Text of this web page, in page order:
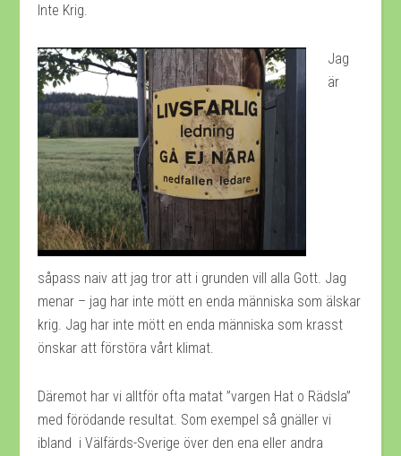
Inte Krig.
Jag
är
såpass naiv att jag tror att i grunden vill alla Gott. Jag
menar – jag har inte mött en enda människa som älskar
krig. Jag har inte mött en enda människa som krasst
önskar att förstöra vårt klimat.
Däremot har vi alltför ofta matat ”vargen Hat o Rädsla”
med förödande resultat. Som exempel så gnäller vi
ibland i Välfärds-Sverige över den ena eller andra